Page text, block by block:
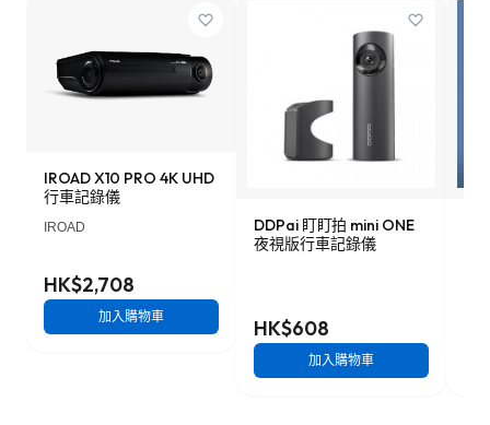
IROAD X10 PRO 4K UHD
行車記錄儀
IROAD
HK$2,708
加入購物車
DDPai 盯盯拍 mini ONE
夜視版行車記錄儀
HK$608
加入購物車